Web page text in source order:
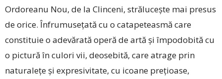
Ordoreanu Nou, de la Clinceni, strălucește mai presus
de orice. Înfrumusețată cu o catapeteasmă care
constituie o adevărată operă de artă și împodobită cu
o pictură în culori vii, deosebită, care atrage prin
naturalețe și expresivitate, cu icoane prețioase,